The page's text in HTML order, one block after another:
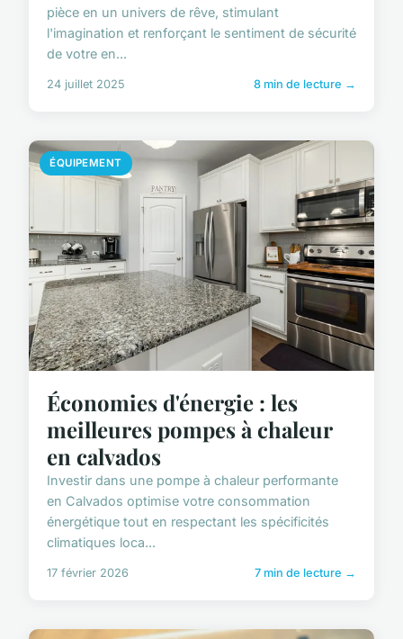
pièce en un univers de rêve, stimulant
l'imagination et renforçant le sentiment de sécurité
de votre en...
24 juillet 2025 8 min de lecture →
ÉQUIPEMENT
Économies d'énergie : les
meilleures pompes à chaleur
en calvados
Investir dans une pompe à chaleur performante
en Calvados optimise votre consommation
énergétique tout en respectant les spécificités
climatiques loca...
17 février 2026 7 min de lecture →